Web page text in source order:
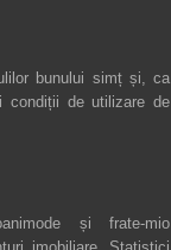
bunului simț și, ca
condiții de utilizare de
și frate-mio